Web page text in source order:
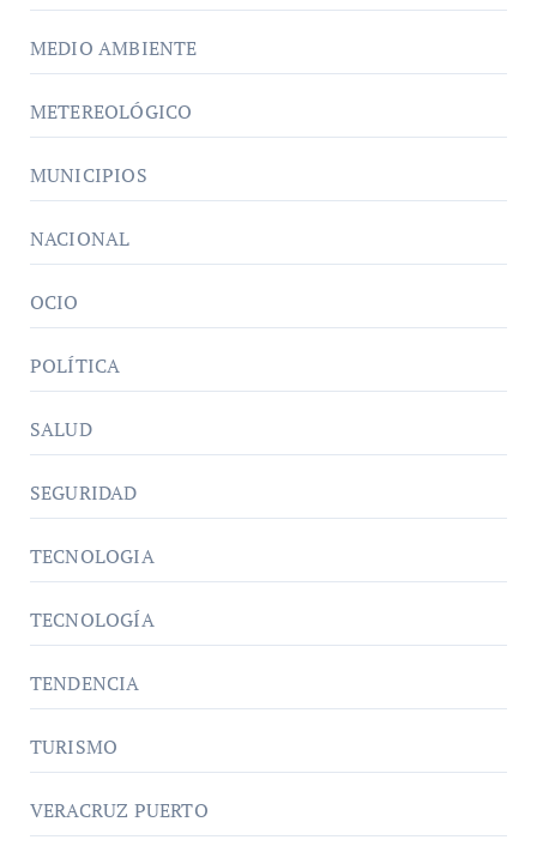
MEDIO AMBIENTE
METEREOLÓGICO
MUNICIPIOS
NACIONAL
OCIO
POLÍTICA
SALUD
SEGURIDAD
TECNOLOGIA
TECNOLOGÍA
TENDENCIA
TURISMO
VERACRUZ PUERTO